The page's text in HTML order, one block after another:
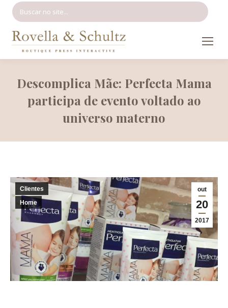
Descomplica Mãe: Perfecta Mama
participa de evento voltado ao
universo materno
out
20
2017
Clientes
Home